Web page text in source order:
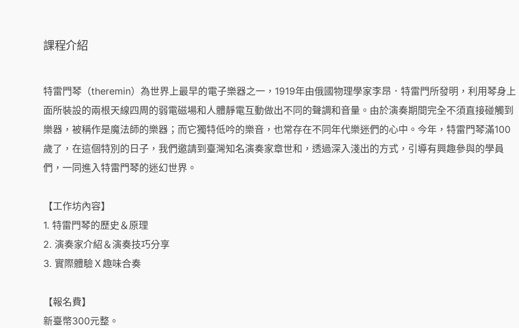
課程介紹
特雷門琴（theremin）為世界上最早的電子樂器之一，1919年由俄國物理學家李昂．特雷門所發明，利用琴身上
面所裝設的兩根天線四周的弱電磁場和人體靜電互動做出不同的聲調和音量。由於演奏期間完全不須直接碰觸到
樂器，被稱作是魔法師的樂器；而它獨特低吟的樂音，也常存在不同年代樂迷們的心中。今年，特雷門琴滿100
歲了，在這個特別的日子，我們邀請到臺灣知名演奏家章世和，透過深入淺出的方式，引導有興趣參與的學員
們，一同進入特雷門琴的迷幻世界。
【工作坊內容】
1. 特雷門琴的歷史＆原理
2. 演奏家介紹＆演奏技巧分享
3. 實際體驗Ｘ趣味合奏
【報名費】
新臺幣300元整。